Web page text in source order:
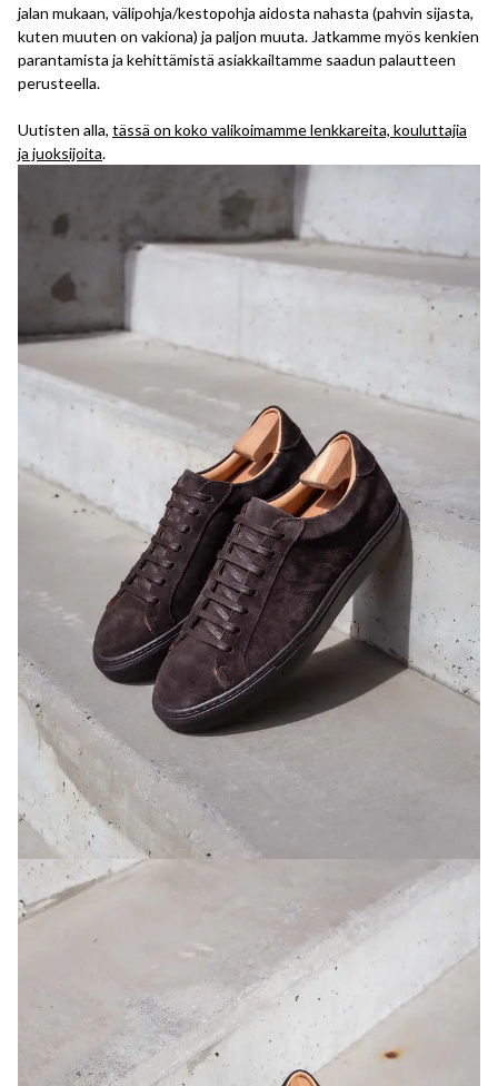
jalan mukaan, välipohja/kestopohja aidosta nahasta (pahvin sijasta,
kuten muuten on vakiona) ja paljon muuta. Jatkamme myös kenkien
parantamista ja kehittämistä asiakkailtamme saadun palautteen
perusteella.
Uutisten alla, tässä on koko valikoimamme lenkkareita, kouluttajia
ja juoksijoita.